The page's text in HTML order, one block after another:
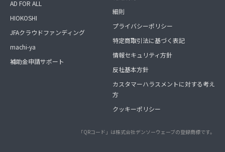
AD FOR ALL
HIOKOSHI
JFAクラウドファンディング
machi-ya
補助金申請サポート
細則
プライバシーポリシー
特定商取引法に基づく表記
情報セキュリティ方針
反社基本方針
カスタマーハラスメントに対する考え
方
クッキーポリシー
「QRコード」は株式会社デンソーウェーブの登録商標です。